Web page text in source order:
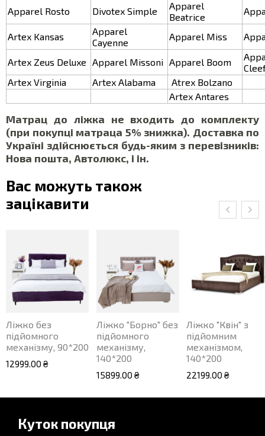
Apparel Rosto Divotex Simple
Apparel
Beatrice
Artex Kansas
Apparel
Cayenne
Apparel Miss
Artex Zeus Deluxe Apparel Missoni Apparel Boom
Artex Virginia
Artex Alabama
Atrex Bolzano
Artex Antares
Матрац до ліжка не входить до комплекту
(при покупці матраца 5% знижка). Доставка по
Україні здійснюється будь-яким з перевізників:
Нова пошта, Автолюкс, і ін.
Вас можуть також
зацікавити
Ліжко без
підйомного
механізму, 90*200
12999.00 ₴
Ліжко "Борно" без
підйомного
механізму,
140*200
15899.00 ₴
Ліжко "Квін" з
підйомним
механізмом,
140*200
22199.00 ₴
Куток покупця